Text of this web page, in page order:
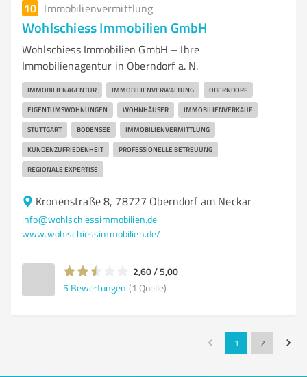
10 Immobilienvermittlung
Wohlschiess Immobilien GmbH
Wohlschiess Immobilien GmbH – Ihre
Immobilienagentur in Oberndorf a. N.
IMMOBILIENAGENTUR IMMOBILIENVERWALTUNG OBERNDORF
EIGENTUMSWOHNUNGEN WOHNHÄUSER IMMOBILIENVERKAUF
STUTTGART BODENSEE IMMOBILIENVERMITTLUNG
KUNDENZUFRIEDENHEIT PROFESSIONELLE BETREUUNG
REGIONALE EXPERTISE
Kronenstraße 8, 78727 Oberndorf am Neckar
info@wohlschiessimmobilien.de
www.wohlschiessimmobilien.de/
2,60 / 5,00
5 Bewertungen (1 Quelle)
1 2